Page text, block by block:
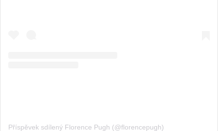
Příspěvek sdílený Florence Pugh (@florencepugh)